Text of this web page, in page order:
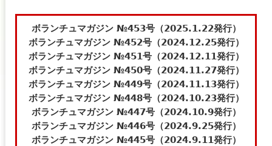
ォ
ー
ム
n
k
s
e
n
d
s
e
-
m
i
n
k
i
s
e
x
t
e
r
ボランチュマガジン №453号（2025.1.22発行）
ボランチュマガジン №452号（2024.12.25発行）
ボランチュマガジン №451号（2024.12.11発行）
ボランチュマガジン №450号（2024.11.27発行）
ボランチュマガジン №449号（2024.11.13発行）
ボランチュマガジン №448号（2024.10.23発行）
ボランチュマガジン №447号（2024.10.9発行）
ボランチュマガジン №446号（2024.9.25発行）
ボランチュマガジン №445号（2024.9.11発行）